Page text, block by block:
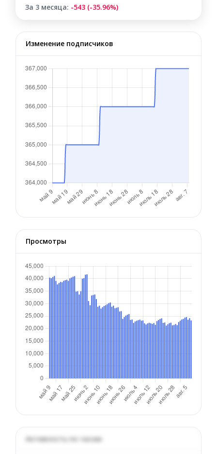
За 3 месяца: -543 (-35.96%)
Изменение подписчиков
Просмотры
Активность по часам